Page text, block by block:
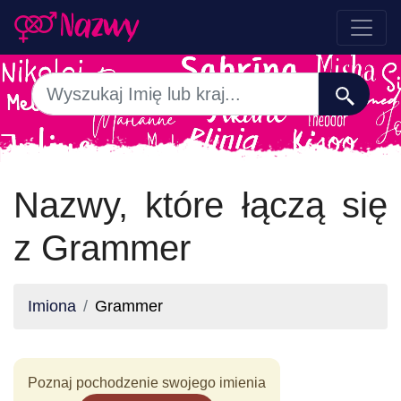
Nazwy, które łączą się
z Grammer
Imiona Grammer
Poznaj pochodzenie swojego imienia